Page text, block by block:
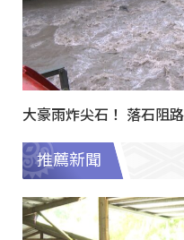
大豪雨炸尖石！ 落石阻
推薦新聞